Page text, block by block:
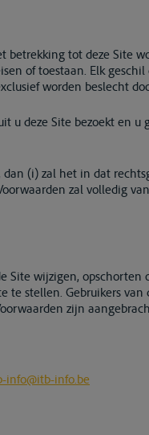
tot deze Site
of toestaan. Elk
worden beslecht
deze Site bezoekt en
(i) zal het in dat
zal volledig
wijzigen,
stellen. Gebruikers
zijn
info@itb-info.be